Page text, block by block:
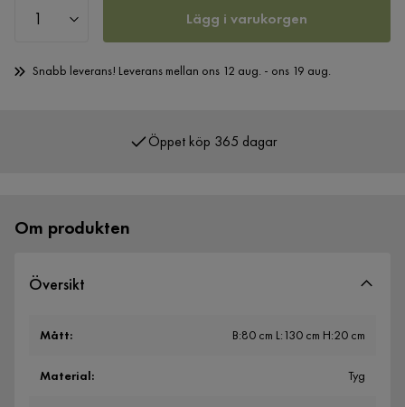
Lägg i varukorgen
Snabb leverans! Leverans mellan ons 12 aug. - ons 19 aug.
Över 400 000 nöjda kunder
Om produkten
Översikt
Mått: B:80 cm L:130 cm H:20 cm
Material: Tyg